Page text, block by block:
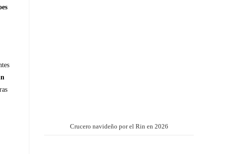
Crucero navideño por el Rin en 2026